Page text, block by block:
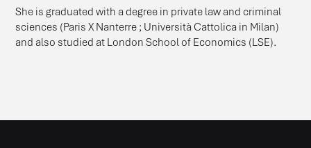
She is graduated with a degree in private law and criminal
sciences (Paris X Nanterre ; Università Cattolica in Milan)
and also studied at London School of Economics (LSE).